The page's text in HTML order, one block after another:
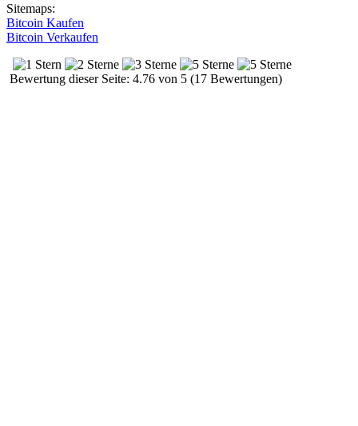
Sitemaps:
Bitcoin Kaufen
Bitcoin Verkaufen
Bewertung dieser Seite: 4.76 von 5 (17 Bewertungen)